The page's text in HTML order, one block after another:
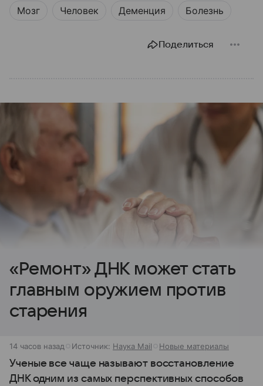
Мозг Человек Деменция Болезнь
Поделиться
«Ремонт» ДНК может стать
главным оружием против
старения
14 часов назад Источник: Наука Mail Новые материалы
Ученые все чаще называют восстановление
ДНК одним из самых перспективных способов